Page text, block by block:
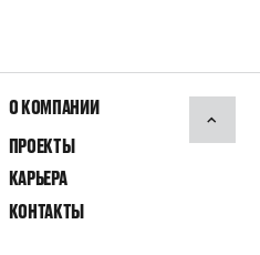
О КОМПАНИИ
ПРОЕКТЫ
КАРЬЕРА
КОНТАКТЫ